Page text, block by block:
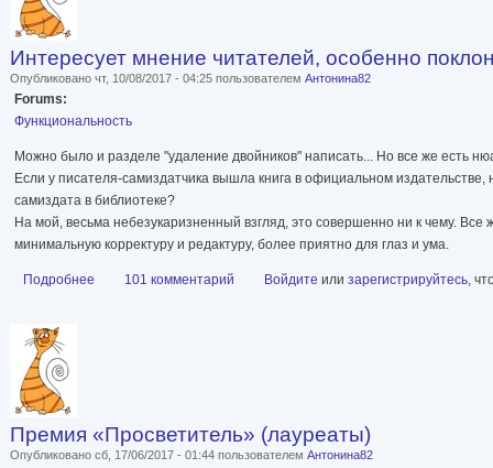
Интересует мнение читателей, особенно
Опубликовано чт, 10/08/2017 - 04:25 пользователем Антонина82
Forums:
Функциональность
Можно было и разделе "удаление двойников" написать... Но все же есть
Если у писателя-самиздатчика вышла книга в официальном
самиздата в библиотеке?
На мой, весьма небезукаризненный взгляд, это совершенно ни к чему.
минимальную корректуру и редактуру, более приятно для глаз и ума.
Подробнее о Интересует мнение читателей, особенно поклонников
101 комментарий Войдите или зарегистрируйтесь,
Премия «Просветитель» (лауреаты)
Опубликовано сб, 17/06/2017 - 01:44 пользователем Антонина82